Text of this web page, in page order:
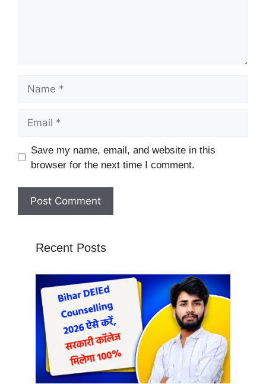
Website
Save my name, email, and website in this
browser for the next time I comment.
Recent Posts